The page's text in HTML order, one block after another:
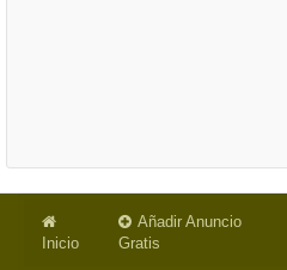
Inicio
Añadir Anuncio
Gratis